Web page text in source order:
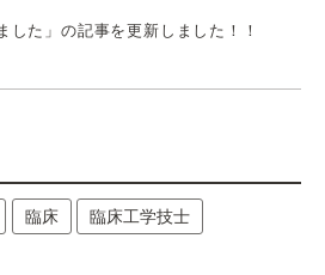
した」の記事を更新しました！！
臨床 臨床工学技士